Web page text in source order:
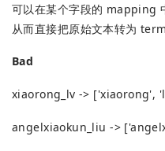
可以在某个字段的 mapping
从而直接把原始文本转为 term
Bad
xiaorong_lv -> ['xiaorong',
angelxiaokun_liu ->